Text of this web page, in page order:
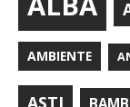
AMBIENTE
ASTI